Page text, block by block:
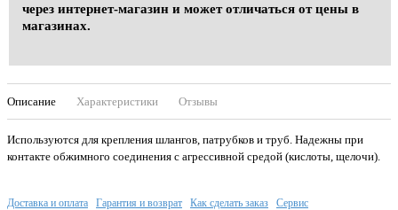
через интернет-магазин и может отличаться от цены в
магазинах.
Описание Характеристики Отзывы
Используются для крепления шлангов, патрубков и труб. Надежны при
контакте обжимного соединения с агрессивной средой (кислоты, щелочи).
Доставка и оплата Гарантия и возврат Как сделать заказ Сервис